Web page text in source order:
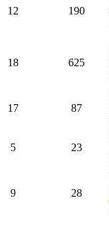
12 190
18 625
17 87
5 23
9 28